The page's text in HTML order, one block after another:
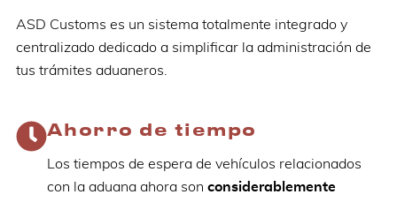
ASD Customs es un sistema totalmente integrado y
centralizado dedicado a simplificar la administración de
tus trámites aduaneros.
Ahorro de tiempo
Los tiempos de espera de vehículos relacionados
con la aduana ahora son considerablemente